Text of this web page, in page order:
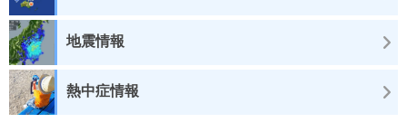
地震情報
熱中症情報